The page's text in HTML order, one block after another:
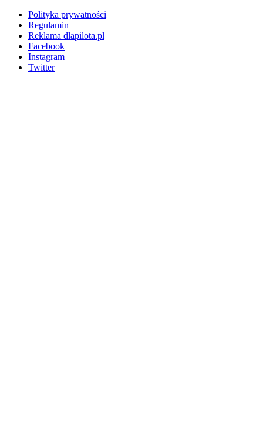
Polityka prywatności
Regulamin
Reklama dlapilota.pl
Facebook
Instagram
Twitter